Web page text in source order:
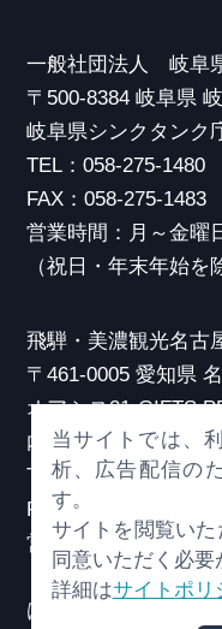
一般社団法人 岐阜
〒500-8384 岐阜県
岐阜県シンクタンク
TEL：058-275-1480
FAX：058-275-1483
営業時間：月～金曜
（祝日・年末年始を
飛騨・美濃観光名古
〒461-0005 愛知県
オアシス21 GIFTS
内
TEL：052-253-6185
FAX：052-253-6186
営業時間：10:00～
（原則、元日を除
は18:30まで
当サイトでは、
析、広告配信の
す。
サイトを閲覧い
同意いただく必要
詳細はサイトポリ